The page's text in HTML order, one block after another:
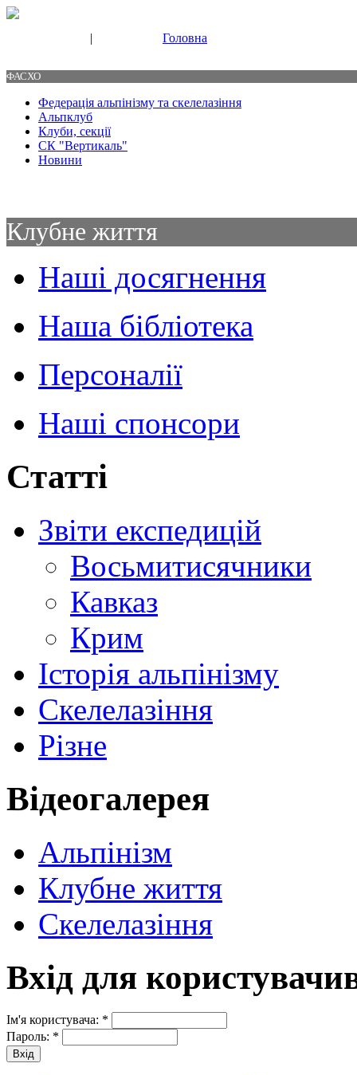
| Головна
ФАСХО
Федерація альпінізму та скелелазіння
Альпклуб
Клуби, секції
СК "Вертикаль"
Новини
Клубне життя
Наші досягнення
Наша бібліотека
Персоналії
Наші спонсори
Статті
Звіти експедицій
Восьмитисячники
Кавказ
Крим
Історія альпінізму
Скелелазіння
Різне
Відеогалерея
Альпінізм
Клубне життя
Скелелазіння
Вхід для
Ім'я користувача: *
Пароль: *